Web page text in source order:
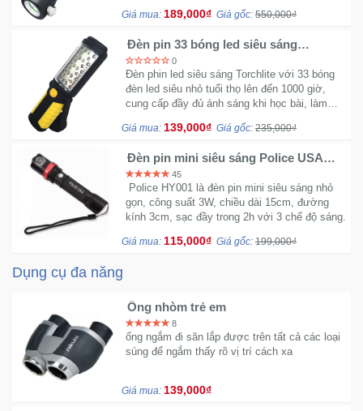
Giá mua: 189,000₫ Giá gốc: 550,000₫
Đèn pin 33 bóng led siêu sáng
Torchlite - Siêu bền
0
Đèn phin led siêu sáng Torchlite với 33 bóng
đèn led siêu nhỏ tuổi thọ lên đến 1000 giờ,
cung cấp đầy đủ ánh sáng khi học bài, làm
Giá mua: 139,000₫ Giá gốc: 235,000₫
Đèn pin mini siêu sáng Police USA
loại 1
45
Police HY001 là đèn pin mini siêu sáng nhỏ
gọn, công suất 3W, chiều dài 15cm, đường
kính 3cm, sạc đầy trong 2h với 3 chế độ sáng.
Giá mua: 115,000₫ Giá gốc: 199,000₫
Dụng cụ đa năng
Ống nhòm trẻ em
8
ống ngắm đi săn lắp được trên tất cả các loại
súng để ngắm thấy rõ vị trí cách xa
Giá mua: 139,000₫